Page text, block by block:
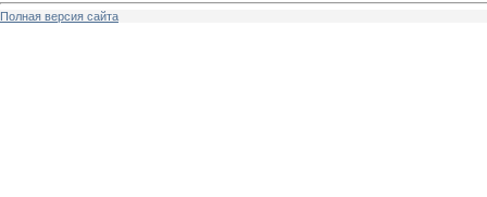
Полная версия сайта